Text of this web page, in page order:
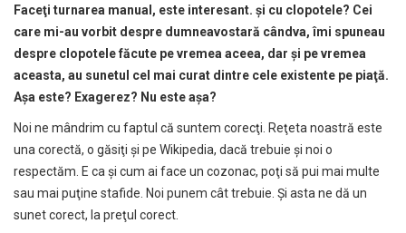
Faceţi turnarea manual, este interesant. şi cu clopotele? Cei
care mi-au vorbit despre dumneavostară cândva, îmi spuneau
despre clopotele făcute pe vremea aceea, dar şi pe vremea
aceasta, au sunetul cel mai curat dintre cele existente pe piaţă.
Aşa este? Exagerez? Nu este aşa?
Noi ne mândrim cu faptul că suntem corecţi. Reţeta noastră este
una corectă, o găsiţi şi pe Wikipedia, dacă trebuie şi noi o
respectăm. E ca şi cum ai face un cozonac, poţi să pui mai multe
sau mai puţine stafide. Noi punem cât trebuie. Și asta ne dă un
sunet corect, la preţul corect.